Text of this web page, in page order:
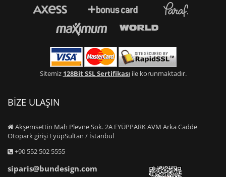
Sitemiz 128Bit SSL Sertifikası ile korunmaktadır.
BİZE ULAŞIN
Akşemsettin Mah Plevne Sok. 2A EYÜPPARK AVM Arka Cadde
Otopark girişi EyüpSultan / İstanbul
+90 552 502 5555
siparis@bundesign.com